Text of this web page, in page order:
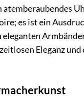
es ist ein
Eleganz